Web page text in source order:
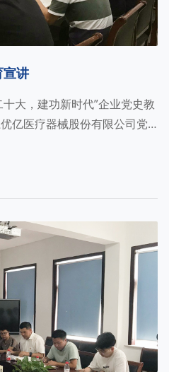
宣讲
大，建功新时代”企业党史教
亿医疗器械股份有限公司党